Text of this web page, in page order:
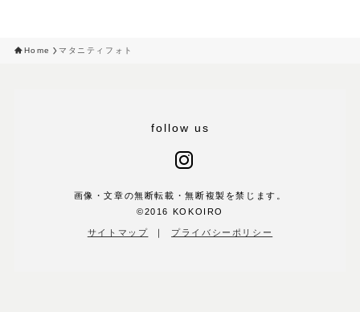
Home マタニティフォト
follow us
画像・文章の無断転載・無断複製を禁じます。
©️2016 KOKOIRO
サイトマップ プライバシーポリシー